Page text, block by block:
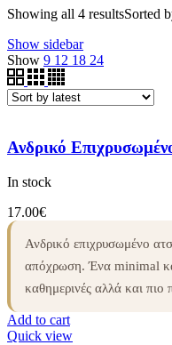
Showing all 4 resultsSorted
Show sidebar
Show 9 12 18 24
Ανδρικό
In stock
17.00€
Ανδρικό επιχρυσωμένο
απόχρωση. Ένα minimal
καθημερινές αλλά και πιο
Add to cart
Quick view